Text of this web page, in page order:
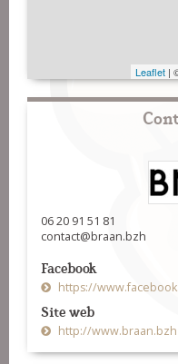
Leaflet |
06 20 91 51 81
contact@braan.bzh
Facebook
https://
Site web
http://www.braan.bzh